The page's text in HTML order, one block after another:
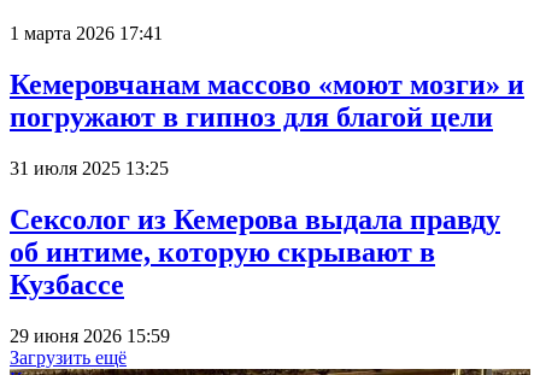
1 марта 2026 17:41
Кемеровчанам массово «моют мозги» и
погружают в гипноз для благой цели
31 июля 2025 13:25
Сексолог из Кемерова выдала правду
об интиме, которую скрывают в
Кузбассе
29 июня 2026 15:59
Загрузить ещё